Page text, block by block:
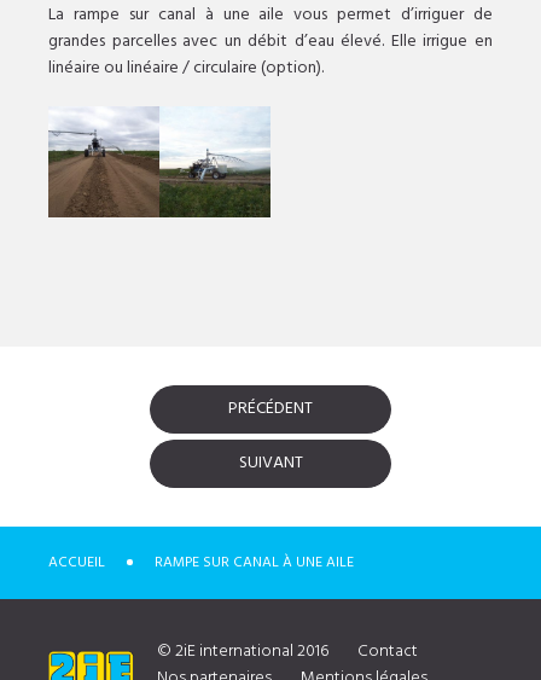
La rampe sur canal à une aile vous permet d’irriguer de
grandes parcelles avec un débit d’eau élevé. Elle irrigue en
linéaire ou linéaire / circulaire (option).
PRÉCÉDENT
SUIVANT
ACCUEIL RAMPE SUR CANAL À UNE AILE
© 2iE international 2016
Contact